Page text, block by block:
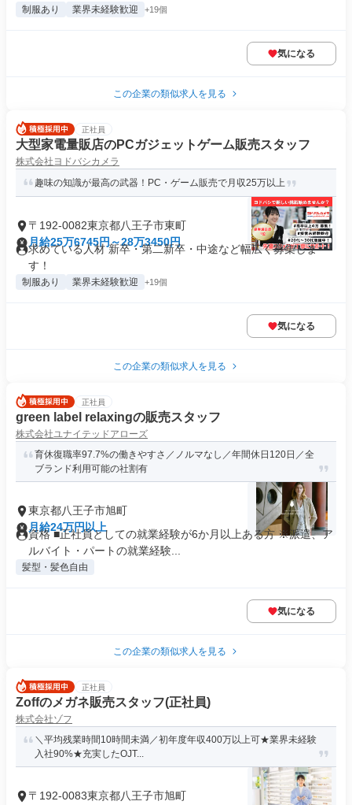
制服あり 業界未経験歓迎 +19個
気になる
この企業の類似求人を見る
正社員
大型家電量販店のPCガジェットゲーム販売スタッフ
株式会社ヨドバシカメラ
趣味の知識が最高の武器！PC・ゲーム販売で月収25万以上
〒192-0082東京都八王子市東町
月給25万6745円～28万3450円
求めている人材 新卒・第二新卒・中途など幅広く募集しま
す！
制服あり 業界未経験歓迎 +19個
気になる
この企業の類似求人を見る
正社員
green label relaxingの販売スタッフ
株式会社ユナイテッドアローズ
育休復職率97.7%の働きやすさ／ノルマなし／年間休日120日／全
ブランド利用可能の社割有
東京都八王子市旭町
月給24万円以上
資格 ■正社員としての就業経験が6か月以上ある方 ※派遣、ア
ルバイト・パートの就業経験...
髪型・髪色自由
気になる
この企業の類似求人を見る
正社員
Zoffのメガネ販売スタッフ(正社員)
株式会社ゾフ
＼平均残業時間10時間未満／初年度年収400万以上可★業界未経験
入社90%★充実したOJT...
〒192-0083東京都八王子市旭町